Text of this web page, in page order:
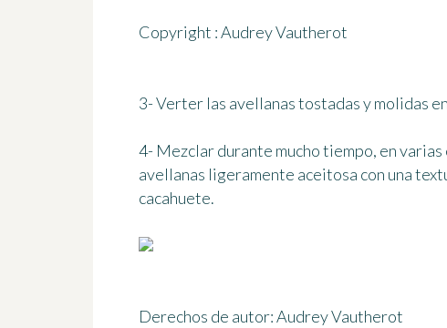
Copyright : Audrey Vautherot
3- Verter las avellanas tostadas y molidas
4- Mezclar durante mucho tiempo, en
avellanas ligeramente aceitosa con una
cacahuete.
Derechos de autor: Audrey Vautherot